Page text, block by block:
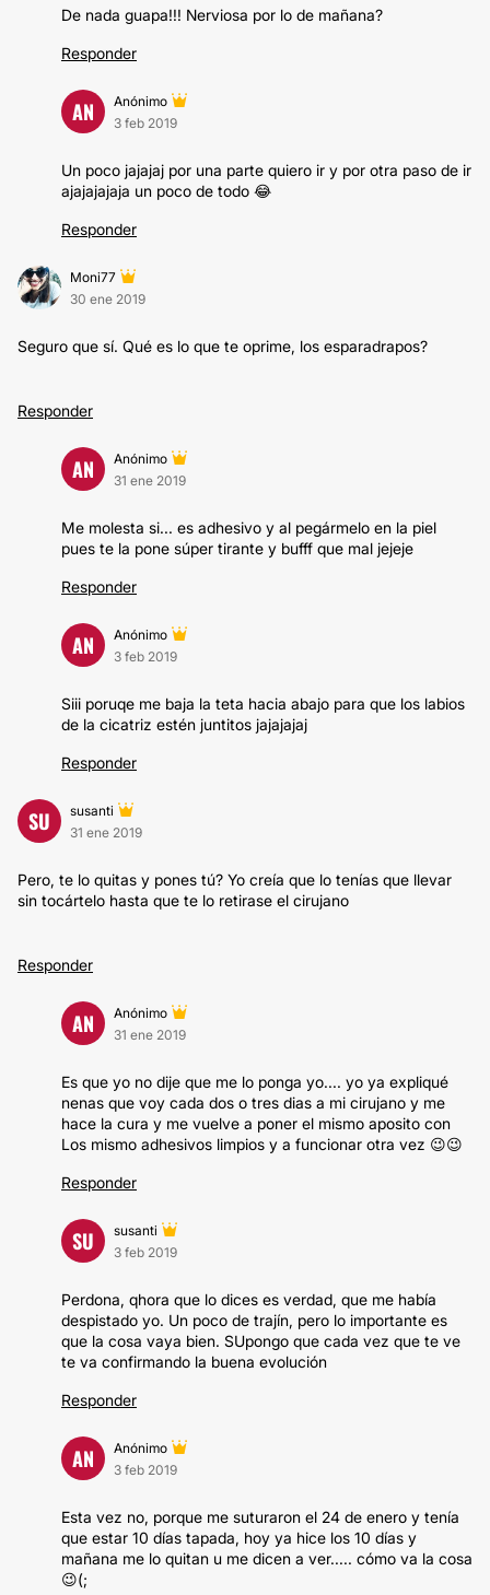
De nada guapa!!! Nerviosa por lo de mañana?
Responder
AN
Anónimo
3 feb 2019
Un poco jajajaj por una parte quiero ir y por otra paso de ir
ajajajajaja un poco de todo 😂
Responder
Moni77
30 ene 2019
Seguro que sí. Qué es lo que te oprime, los esparadrapos?
Responder
AN
Anónimo
31 ene 2019
Me molesta si... es adhesivo y al pegármelo en la piel
pues te la pone súper tirante y bufff que mal jejeje
Responder
AN
Anónimo
3 feb 2019
Siii poruqe me baja la teta hacia abajo para que los labios
de la cicatriz estén juntitos jajajajaj
Responder
SU
susanti
31 ene 2019
Pero, te lo quitas y pones tú? Yo creía que lo tenías que llevar
sin tocártelo hasta que te lo retirase el cirujano
Responder
AN
Anónimo
31 ene 2019
Es que yo no dije que me lo ponga yo.... yo ya expliqué
nenas que voy cada dos o tres dias a mi cirujano y me
hace la cura y me vuelve a poner el mismo aposito con
Los mismo adhesivos limpios y a funcionar otra vez 😉😉
Responder
SU
susanti
3 feb 2019
Perdona, qhora que lo dices es verdad, que me había
despistado yo. Un poco de trajín, pero lo importante es
que la cosa vaya bien. SUpongo que cada vez que te ve
te va confirmando la buena evolución
Responder
AN
Anónimo
3 feb 2019
Esta vez no, porque me suturaron el 24 de enero y tenía
que estar 10 días tapada, hoy ya hice los 10 días y
mañana me lo quitan u me dicen a ver..... cómo va la cosa
😉(;